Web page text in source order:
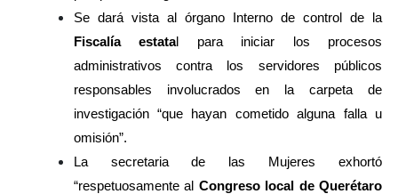
Se dará vista al órgano Interno de control de la
Fiscalía estatal para iniciar los procesos
administrativos contra los servidores públicos
responsables involucrados en la carpeta de
investigación “que hayan cometido alguna falla u
omisión”.
La secretaria de las Mujeres exhortó
“respetuosamente al Congreso local de Querétaro